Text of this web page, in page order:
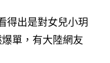
得出是對女兒小玥
單，有大陸網友